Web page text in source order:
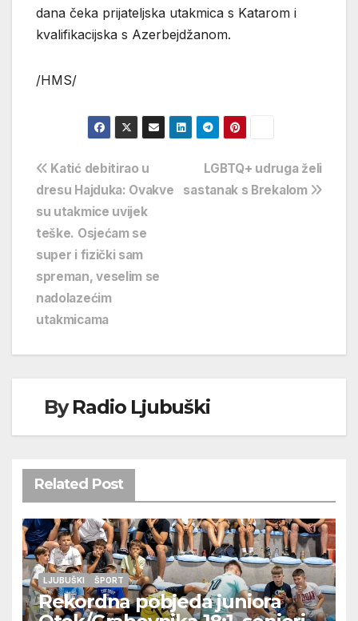
dana čeka prijateljska utakmica s Katarom i
kvalifikacijska s Azerbejdžanom.
/HMS/
Navigacija
objava
LGBTQ+ udruga želi
sastanak s Brekalom
Katić debitirao u
dresu Hajduka: Ovakve
su utakmice uvijek
teške. Osjećam se
super i fizički sam
spreman, veselim se
nadolazećim
utakmicama
ByRadio Ljubuški
Related Post
LJUBUŠKI ŠPORT
Rekordna pobjeda juniora